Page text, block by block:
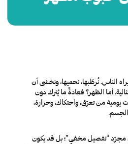
الناس. نُرطّبها، نحميها، ونخشى أن
أما الظهر؟ فعادةً ما يُترك دون
يومية من تعرّق، واحتكاك، وحرارة،
“تفصيل مخفي”؛ بل قد يكون